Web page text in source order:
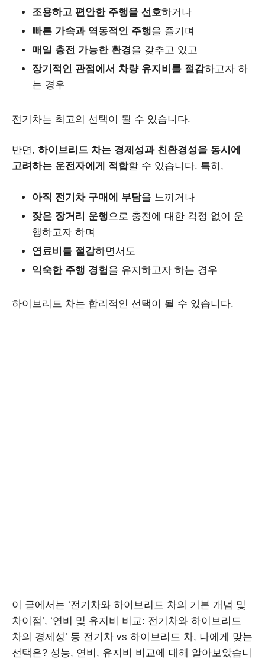
조용하고 편안한 주행을 선호하거나
빠른 가속과 역동적인 주행을 즐기며
매일 충전 가능한 환경을 갖추고 있고
장기적인 관점에서 차량 유지비를 절감하고자 하
는 경우
전기차는 최고의 선택이 될 수 있습니다.
반면, 하이브리드 차는 경제성과 친환경성을 동시에
고려하는 운전자에게 적합할 수 있습니다. 특히,
아직 전기차 구매에 부담을 느끼거나
잦은 장거리 운행으로 충전에 대한 걱정 없이 운
행하고자 하며
연료비를 절감하면서도
익숙한 주행 경험을 유지하고자 하는 경우
하이브리드 차는 합리적인 선택이 될 수 있습니다.
이 글에서는 ‘전기차와 하이브리드 차의 기본 개념 및
차이점’, ‘연비 및 유지비 비교: 전기차와 하이브리드
차의 경제성’ 등 전기차 vs 하이브리드 차, 나에게 맞는
선택은? 성능, 연비, 유지비 비교에 대해 알아보았습니